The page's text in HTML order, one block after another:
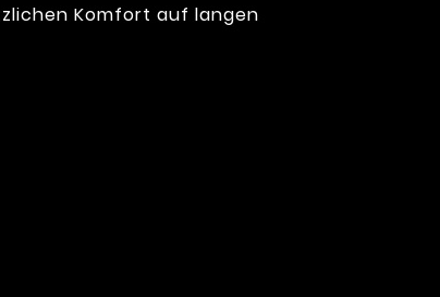
Komfort auf langen